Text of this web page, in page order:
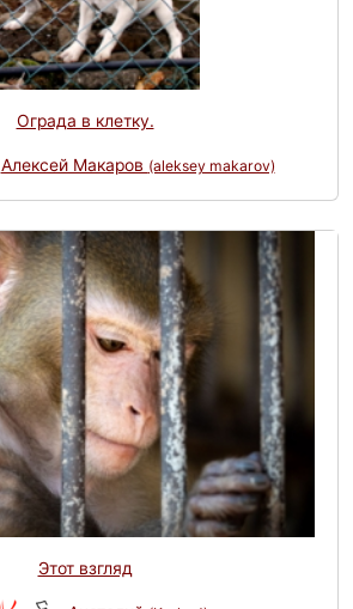
Ограда в клетку.
Алексей Макаров (aleksey makarov)
Этот взгляд